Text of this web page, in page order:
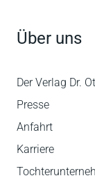
Über uns
Der Verlag Dr.
Presse
Anfahrt
Karriere